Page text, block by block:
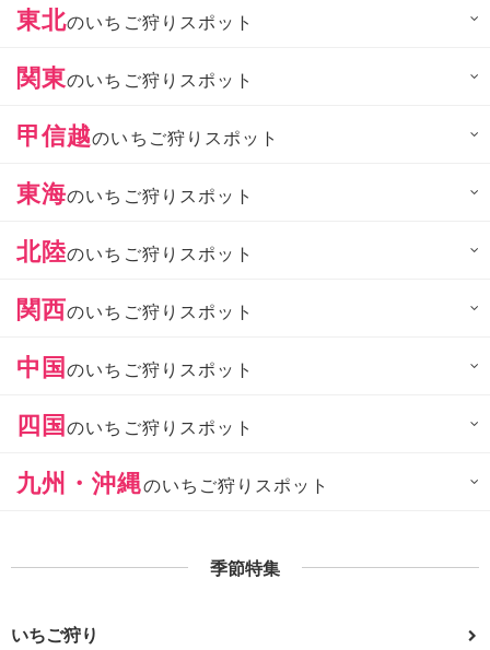
東北のいちご狩りスポット
関東のいちご狩りスポット
甲信越のいちご狩りスポット
東海のいちご狩りスポット
北陸のいちご狩りスポット
関西のいちご狩りスポット
中国のいちご狩りスポット
四国のいちご狩りスポット
九州・沖縄のいちご狩りスポット
季節特集
いちご狩り